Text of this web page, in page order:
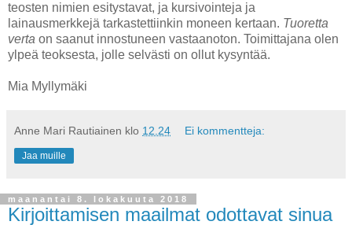
teosten nimien esitystavat, ja kursivointeja ja
lainausmerkkejä tarkastettiinkin moneen kertaan. Tuoretta
verta on saanut innostuneen vastaanoton. Toimittajana olen
ylpeä teoksesta, jolle selvästi on ollut kysyntää.
Mia Myllymäki
Anne Mari Rautiainen klo 12.24 Ei kommentteja:
Jaa muille
maanantai 8. lokakuuta 2018
Kirjoittamisen maailmat odottavat sinua